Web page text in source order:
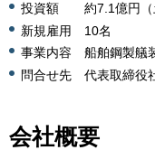
投資額 約7.1億円（
新規雇用 10名
事業内容 船舶鋼製艤
問合せ先 代表取締
会社概要